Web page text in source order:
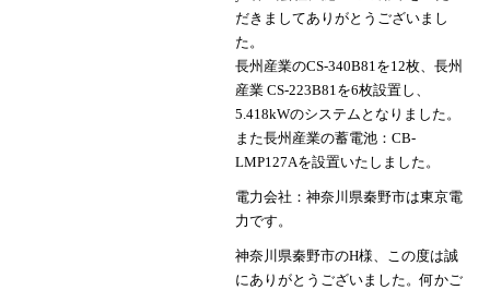
だきましてありがとうございまし
た。
長州産業のCS-340B81を12枚、長州
産業 CS-223B81を6枚設置し、
5.418kWのシステムとなりました。
また長州産業の蓄電池：CB-
LMP127Aを設置いたしました。
電力会社：神奈川県秦野市は東京電
力です。
神奈川県秦野市のH様、この度は誠
にありがとうございました。何かご